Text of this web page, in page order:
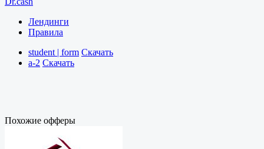
Лендинги
Правила
student | form Скачать
a-2 Скачать
Похожие офферы